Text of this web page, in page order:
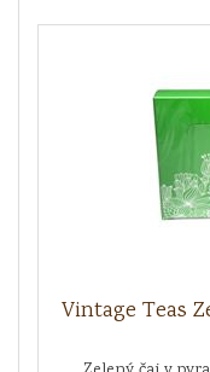
Vintage Teas